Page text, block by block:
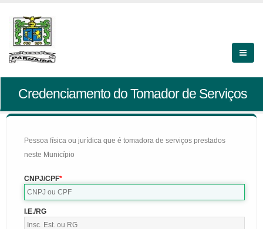
Credenciamento do Tomador de Serviços
Pessoa física ou jurídica que é tomadora de serviços prestados
neste Município
CNPJ/CPF
I.E./RG